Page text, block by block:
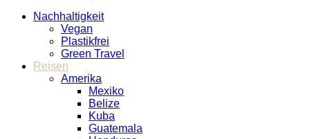
Nachhaltigkeit
Vegan
Plastikfrei
Green Travel
Reisen
Amerika
Mexiko
Belize
Kuba
Guatemala